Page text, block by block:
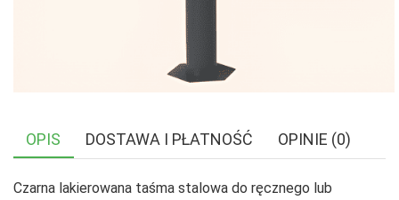
OPIS DOSTAWA I PŁATNOŚĆ OPINIE (0)
Czarna lakierowana taśma stalowa do ręcznego lub